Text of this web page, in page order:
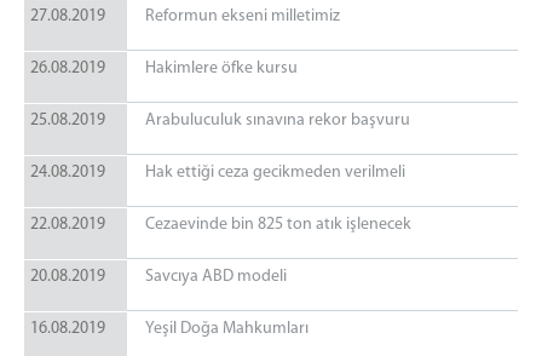
27.08.2019 Reformun ekseni milletimiz
26.08.2019 Hakimlere öfke kursu
25.08.2019 Arabuluculuk sınavına rekor başvuru
24.08.2019 Hak ettiği ceza gecikmeden verilmeli
22.08.2019 Cezaevinde bin 825 ton atık işlenecek
20.08.2019 Savcıya ABD modeli
16.08.2019 Yeşil Doğa Mahkumları